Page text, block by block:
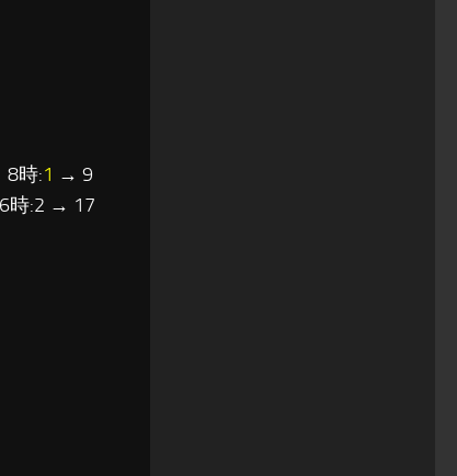
時:1 → 9
時:2 → 17